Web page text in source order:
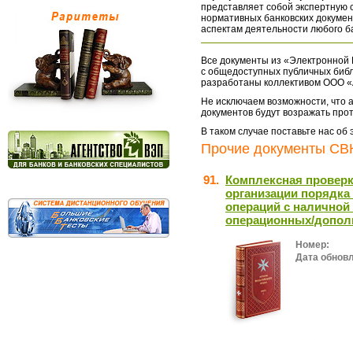
представляет собой экспертную
нормативных банковских
аспектам деятельности любого
Все документы из «Электронной
с общедоступных публичных
разработаны коллективом ООО
Не исключаем возможности, что
документов будут возражать
В таком случае поставьте нас
Прочие документы
91. Комплексная
организации
операций с
операционных/
Номер:
Дата